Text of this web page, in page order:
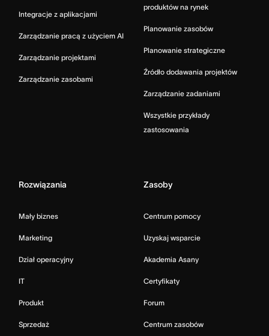
Integracje z aplikacjami
Zarządzanie pracą z użyciem AI
Zarządzanie projektami
Zarządzanie zasobami
produktów na rynek
Planowanie zasobów
Planowanie strategiczne
Źródło dodawania projektów
Zarządzanie zadaniami
Wszystkie przykłady
zastosowania
Rozwiązania
Mały biznes
Marketing
Dział operacyjny
IT
Produkt
Sprzedaż
Zasoby
Centrum pomocy
Uzyskaj wsparcie
Akademia Asany
Certyfikaty
Forum
Centrum zasobów